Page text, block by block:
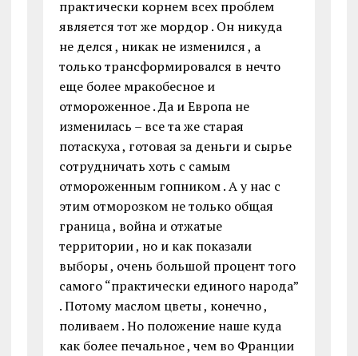
практически корнем всех проблем
является тот же мордор . Он никуда
не делся , никак не изменился , а
только трансформировался в нечто
еще более мракобесное и
отмороженное . Да и Европа не
изменилась – все та же старая
потаскуха , готовая за деньги и сырье
сотрудничать хоть с самым
отмороженным гопником . А у нас с
этим отморозком не только общая
граница , война и отжатые
территории , но и как показали
выборы , очень большой процент того
самого “практически единого народа”
. Потому маслом цветы , конечно ,
поливаем . Но положение наше куда
как более печальное , чем во Франции